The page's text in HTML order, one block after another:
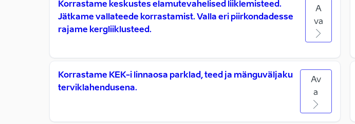
Korrastame keskustes elamutevahelised liiklemisteed.
Jätkame vallateede korrastamist. Valla eri piirkondadesse
rajame kergliiklusteed.
A
va
Korrastame KEK-i linnaosa parklad, teed ja mänguväljaku
terviklahendusena.
Av
a